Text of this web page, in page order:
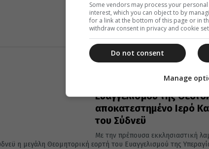
αφιερωμένη στην 30η επέτειο από
Πατριάρχη κ.κ. Βαρθολομαίου στον
Θρόνο.
Λαμπρός εορτασμός του
Ευαγγελισμού της
αποκατεστημένο Ιερό
του Σύδνεϋ
Με την πρέπουσα εκκλησιαστική
η μεγάλη Θεομητορική εορτή του Ευαγγελισμού της
Some vendors may process your
interest, which you can object to by
for a link at the bottom of this page or in
withdraw consent in privacy and cookie
Do not consent
Manage